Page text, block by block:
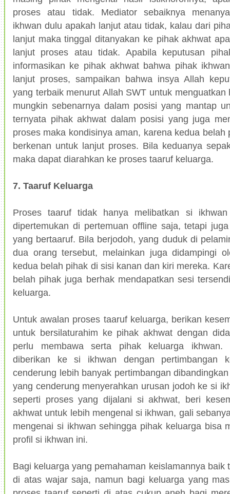
proses atau tidak. Mediator sebaiknya
ikhwan dulu apakah lanjut atau tidak, kalau dari
lanjut maka tinggal ditanyakan ke pihak akhwat
lanjut proses atau tidak. Apabila keputusan
informasikan ke pihak akhwat bahwa pihak
lanjut proses, sampaikan bahwa insya Allah
yang terbaik menurut Allah SWT untuk
mungkin sebenarnya dalam posisi yang mantap
ternyata pihak akhwat dalam posisi yang juga
proses maka kondisinya aman, karena kedua belah
berkenan untuk lanjut proses. Bila keduanya
maka dapat diarahkan ke proses taaruf keluarga.
7. Taaruf Keluarga
Proses taaruf tidak hanya melibatkan si
dipertemukan di pertemuan offline saja, tetapi
yang bertaaruf. Bila berjodoh, yang duduk di
dua orang tersebut, melainkan juga didampingi
kedua belah pihak di sisi kanan dan kiri mereka.
belah pihak juga berhak mendapatkan sesi
keluarga.
Untuk awalan proses taaruf keluarga, berikan
untuk bersilaturahim ke pihak akhwat dengan
perlu membawa serta pihak keluarga ikhwan.
diberikan ke si ikhwan dengan pertimbangan
cenderung lebih banyak pertimbangan
yang cenderung menyerahkan urusan jodoh ke si
seperti proses yang dijalani si akhwat, beri
akhwat untuk lebih mengenal si ikhwan, gali
mengenai si ikhwan sehingga pihak keluarga bisa
profil si ikhwan ini.
Bagi keluarga yang pemahaman keislamannya baik
di atas wajar saja, namun bagi keluarga yang